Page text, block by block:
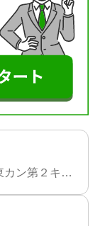
福岡県福岡市博多区比恵町１－１８ 東カン第２キャステール９１７号